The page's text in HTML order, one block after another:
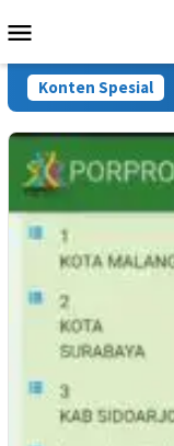
ke
Mobile
Konten Spesial